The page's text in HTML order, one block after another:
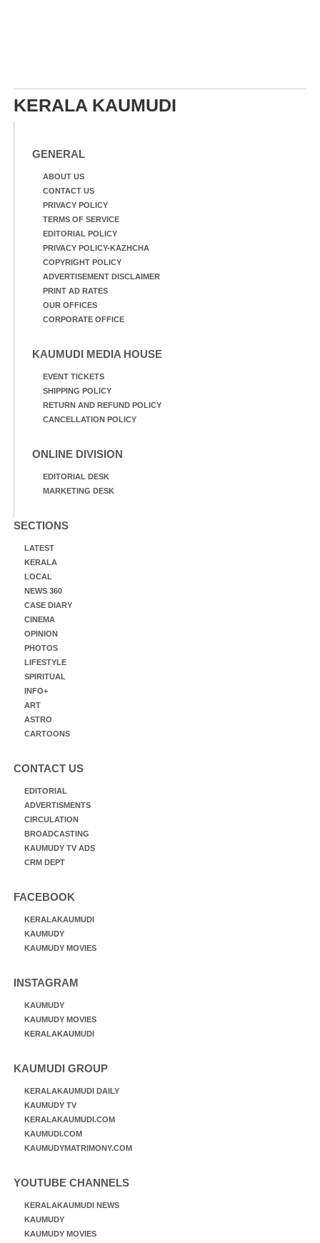
KERALA KAUMUDI
GENERAL
ABOUT US
CONTACT US
PRIVACY POLICY
TERMS OF SERVICE
EDITORIAL POLICY
PRIVACY POLICY-KAZHCHA
COPYRIGHT POLICY
ADVERTISEMENT DISCLAIMER
PRINT AD RATES
OUR OFFICES
CORPORATE OFFICE
KAUMUDI MEDIA HOUSE
EVENT TICKETS
SHIPPING POLICY
RETURN AND REFUND POLICY
CANCELLATION POLICY
ONLINE DIVISION
EDITORIAL DESK
MARKETING DESK
SECTIONS
LATEST
KERALA
LOCAL
NEWS 360
CASE DIARY
CINEMA
OPINION
PHOTOS
LIFESTYLE
SPIRITUAL
INFO+
ART
ASTRO
CARTOONS
CONTACT US
EDITORIAL
ADVERTISMENTS
CIRCULATION
BROADCASTING
KAUMUDY TV ADS
CRM DEPT
FACEBOOK
KERALAKAUMUDI
KAUMUDY
KAUMUDY MOVIES
INSTAGRAM
KAUMUDY
KAUMUDY MOVIES
KERALAKAUMUDI
KAUMUDI GROUP
KERALAKAUMUDI DAILY
KAUMUDY TV
KERALAKAUMUDI.COM
KAUMUDI.COM
KAUMUDYMATRIMONY.COM
YOUTUBE CHANNELS
KERALAKAUMUDI NEWS
KAUMUDY
KAUMUDY MOVIES